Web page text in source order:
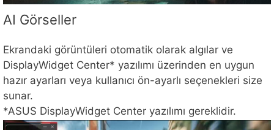
AI Görseller
Ekrandaki görüntüleri otomatik olarak algılar ve
DisplayWidget Center* yazılımı üzerinden en uygun
hazır ayarları veya kullanıcı ön-ayarlı seçenekleri size
sunar.
*ASUS DisplayWidget Center yazılımı gereklidir.